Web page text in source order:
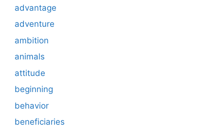
advantage
adventure
ambition
animals
attitude
beginning
behavior
beneficiaries